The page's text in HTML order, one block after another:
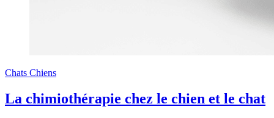
Chats Chiens
La chimiothérapie chez le chien et le chat